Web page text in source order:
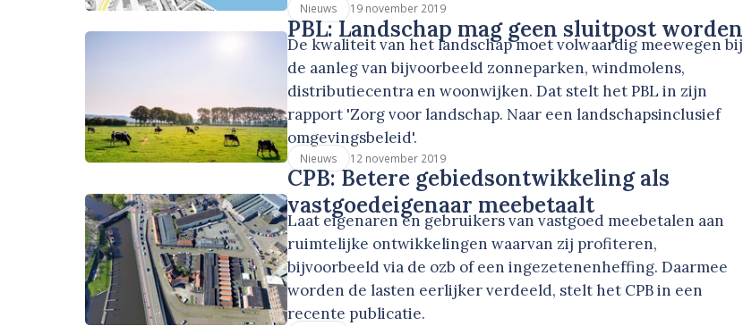
Nieuws 19 november 2019
PBL: Landschap mag geen sluitpost worden
De kwaliteit van het landschap moet volwaardig meewegen bij
de aanleg van bijvoorbeeld zonneparken, windmolens,
distributiecentra en woonwijken. Dat stelt het PBL in zijn
rapport 'Zorg voor landschap. Naar een landschapsinclusief
omgevingsbeleid'.
Nieuws 12 november 2019
CPB: Betere gebiedsontwikkeling als
vastgoedeigenaar meebetaalt
Laat eigenaren en gebruikers van vastgoed meebetalen aan
ruimtelijke ontwikkelingen waarvan zij profiteren,
bijvoorbeeld via de ozb of een ingezetenenheffing. Daarmee
worden de lasten eerlijker verdeeld, stelt het CPB in een
recente publicatie.